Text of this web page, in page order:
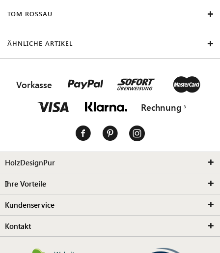
TOM ROSSAU
ÄHNLICHE ARTIKEL
Vorkasse
Rechnung
HolzDesignPur
Ihre Vorteile
Kundenservice
Kontakt